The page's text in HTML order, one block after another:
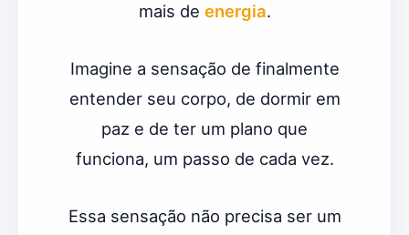
mais de energia.
Imagine a sensação de finalmente
entender seu corpo, de dormir em
paz e de ter um plano que
funciona, um passo de cada vez.
Essa sensação não precisa ser um